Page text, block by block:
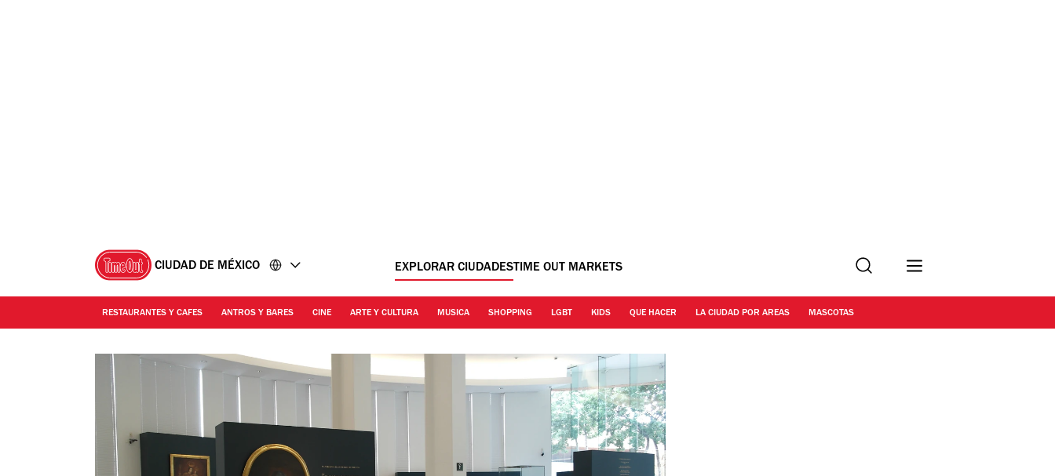
CIUDAD DE MÉXICO EXPLORAR CIUDADESTIME OUT MARKETS Buscar
RESTAURANTES Y CAFES ANTROS Y BARES CINE ARTE Y CULTURA MUSICA SHOPPING LGBT KIDS QUE HACER LA CIUDAD POR AREAS MASCOTAS